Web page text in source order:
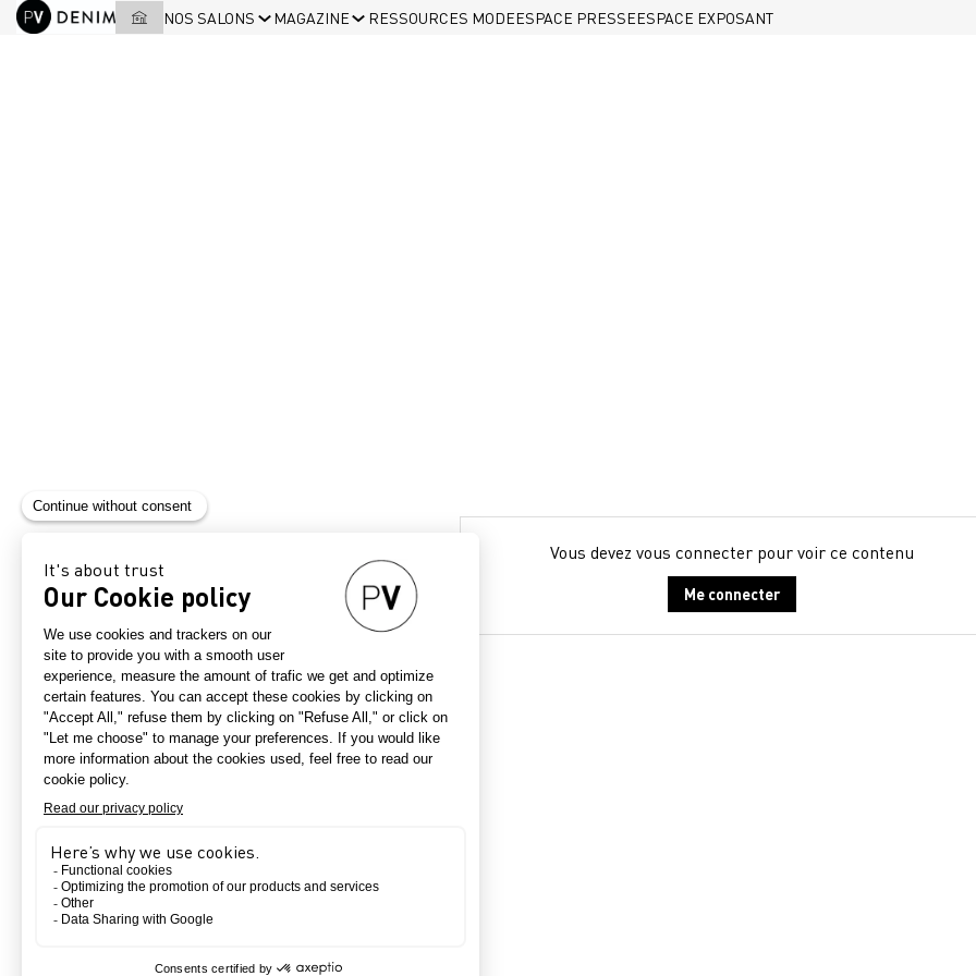
NOS SALONS MAGAZINE RESSOURCES MODEESPACE PRESSEESPACE EXPOSANT
Vous devez vous connecter pour voir ce contenu
Me connecter